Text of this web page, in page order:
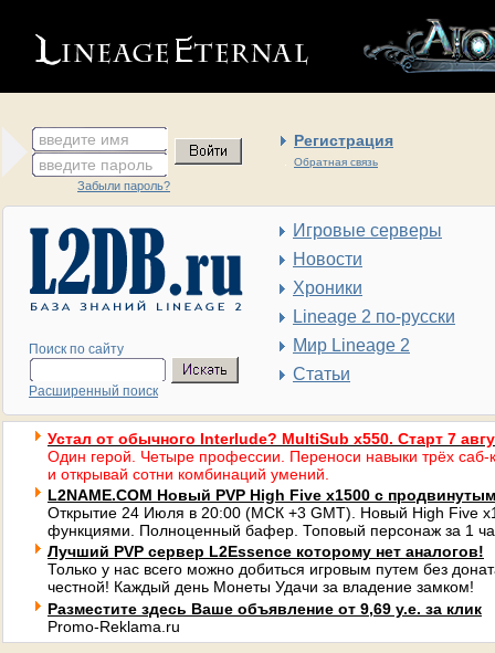
введите имя Регистрация
Обратная связь
введите пароль
Забыли пароль?
Поиск по сайту
Расширенный поиск
Игровые серверы
Новости
Хроники
Lineage 2 по-русски
Мир Lineage 2
Статьи
Устал от обычного Interlude? MultiSub x550. Старт 7
Один герой. Четыре профессии. Переноси навыки трёх саб-
и открывай сотни комбинаций умений.
L2NAME.COM Новый PVP High Five x1500 с
Открытие 24 Июля в 20:00 (МСК +3 GMT). Новый High Five
функциями. Полноценный бафер. Топовый персонаж за 1
Лучший PVP сервер L2Essence которому нет аналогов!
Только у нас всего можно добиться игровым путем без
честной! Каждый день Монеты Удачи за владение замком!
Разместите здесь Ваше объявление от 9,69 у.е. за клик
Promo-Reklama.ru